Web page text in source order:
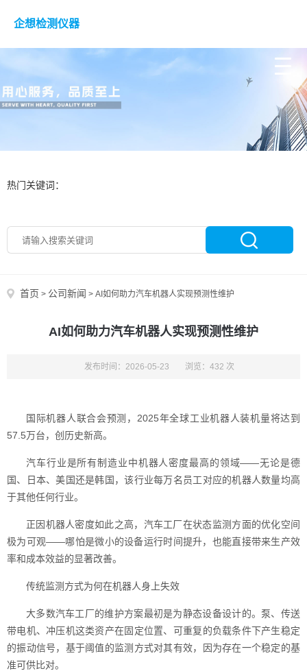
企想检测仪器
热门关键词：
首页 > 公司新闻 > AI如何助力汽车机器人实现预测性维护
AI如何助力汽车机器人实现预测性维护
发布时间：2026-05-23 浏览：432 次
国际机器人联合会预测，2025年全球工业机器人装机量将达到
57.5万台，创历史新高。
汽车行业是所有制造业中机器人密度最高的领域——无论是德
国、日本、美国还是韩国，该行业每万名员工对应的机器人数量均高
于其他任何行业。
正因机器人密度如此之高，汽车工厂在状态监测方面的优化空间
极为可观——哪怕是微小的设备运行时间提升，也能直接带来生产效
率和成本效益的显著改善。
传统监测方式为何在机器人身上失效
大多数汽车工厂的维护方案最初是为静态设备设计的。泵、传送
带电机、冲压机这类资产在固定位置、可重复的负载条件下产生稳定
的振动信号，基于阈值的监测方式对其有效，因为存在一个稳定的基
准可供比对。